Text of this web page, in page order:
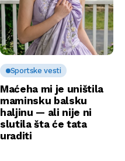
Sportske vesti
Maćeha mi je uništila
maminsku balsku
haljinu — ali nije ni
slutila šta će tata
uraditi